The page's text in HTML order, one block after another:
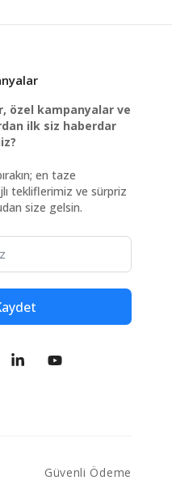
özel kampanyalar ve
ilk siz haberdar
en taze
tekliflerimiz ve sürpriz
size gelsin.
Güvenli Ödeme